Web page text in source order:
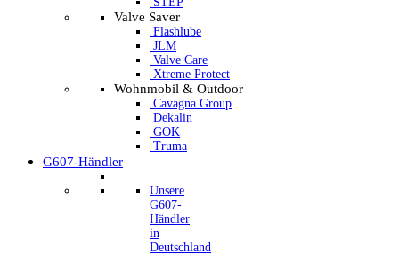
Valve Saver
Flashlube
JLM
Valve Care
Xtreme Protect
Wohnmobil & Outdoor
Cavagna Group
Dekalin
GOK
Truma
G607-Händler
Unsere
G607-
Händler
in
Deutschland